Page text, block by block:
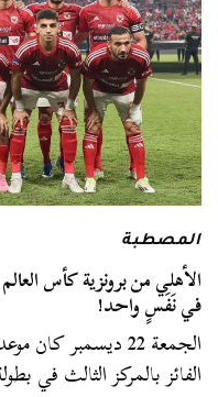
المصطبة
الأهلي من برونزية كأس
في نَفَسٍ واحد!
الجمعة 22 ديسمبر
الفائز بالمركز الثالث في